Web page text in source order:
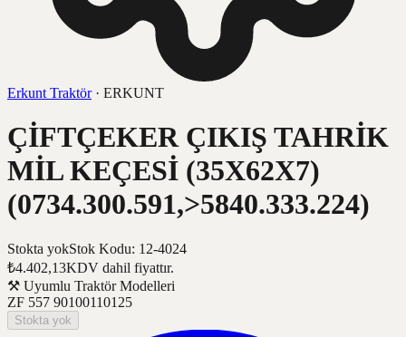
Erkunt Traktör· ERKUNT
ÇİFTÇEKER ÇIKIŞ TAHRİK
MİL KEÇESİ (35X62X7)
(0734.300.591,>5840.333.224)
Stokta yokStok Kodu: 12-4024
₺4.402,13KDV dahil fiyattır.
⚒ Uyumlu Traktör Modelleri
ZF 557 90100110125
Stokta yok